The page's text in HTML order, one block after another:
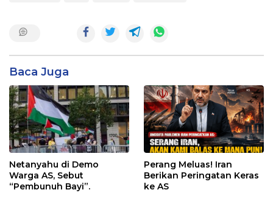
Baca Juga
Netanyahu di Demo
Warga AS, Sebut
“Pembunuh Bayi”.
Perang Meluas! Iran
Berikan Peringatan Keras
ke AS